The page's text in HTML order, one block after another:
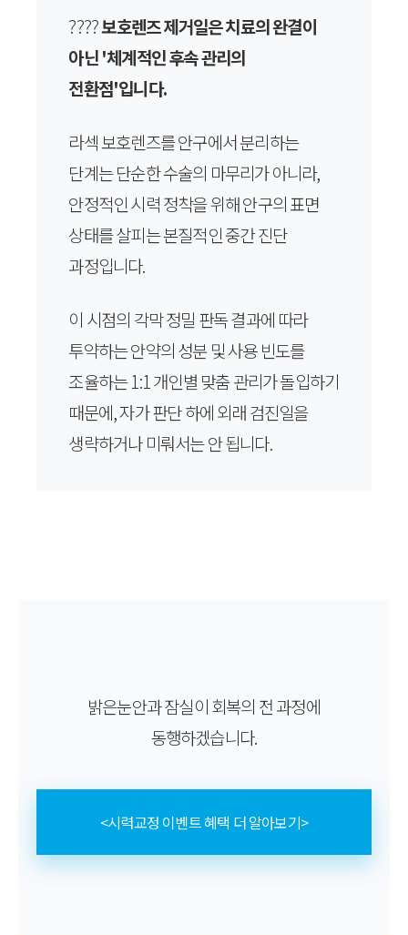
????보호렌즈 제거일은 치료의 완결이
아닌 '체계적인 후속 관리의
전환점'입니다.
라섹 보호렌즈를 안구에서 분리하는
단계는 단순한 수술의 마무리가 아니라,
안정적인 시력 정착을 위해 안구의 표면
상태를 살피는 본질적인 중간 진단
과정입니다.
이 시점의 각막 정밀 판독 결과에 따라
투약하는 안약의 성분 및 사용 빈도를
조율하는 1:1 개인별 맞춤 관리가 돌입하기
때문에, 자가 판단 하에 외래 검진일을
생략하거나 미뤄서는 안 됩니다.
밝은눈안과 잠실이 회복의 전 과정에
동행하겠습니다.
<시력교정 이벤트 혜택 더 알아보기>